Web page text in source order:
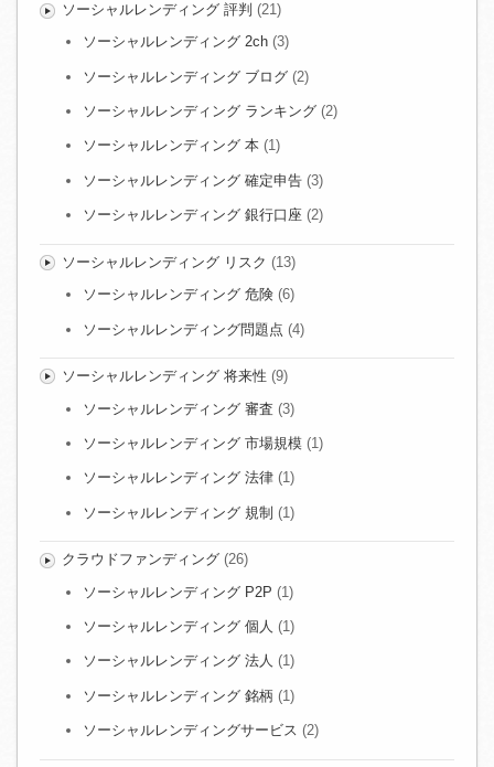
ソーシャルレンディング 評判 (21)
ソーシャルレンディング 2ch (3)
ソーシャルレンディング ブログ (2)
ソーシャルレンディング ランキング (2)
ソーシャルレンディング 本 (1)
ソーシャルレンディング 確定申告 (3)
ソーシャルレンディング 銀行口座 (2)
ソーシャルレンディング リスク (13)
ソーシャルレンディング 危険 (6)
ソーシャルレンディング問題点 (4)
ソーシャルレンディング 将来性 (9)
ソーシャルレンディング 審査 (3)
ソーシャルレンディング 市場規模 (1)
ソーシャルレンディング 法律 (1)
ソーシャルレンディング 規制 (1)
クラウドファンディング(26)
ソーシャルレンディング P2P (1)
ソーシャルレンディング 個人 (1)
ソーシャルレンディング 法人 (1)
ソーシャルレンディング 銘柄 (1)
ソーシャルレンディングサービス (2)